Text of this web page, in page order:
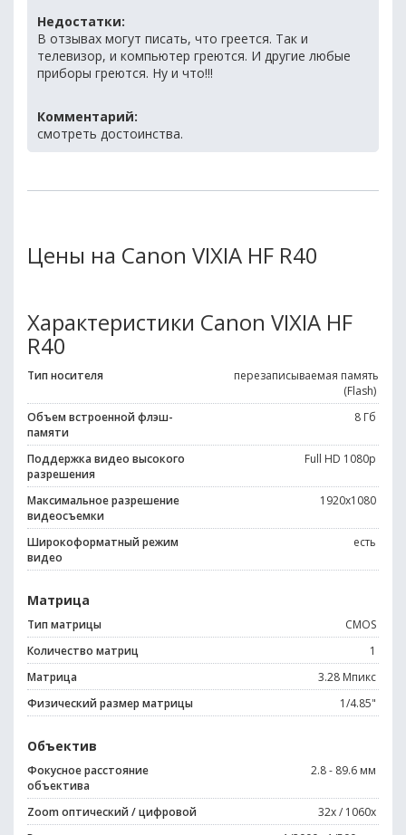
Недостатки:
В отзывах могут писать, что греется. Так и
телевизор, и компьютер греются. И другие любые
приборы греются. Ну и что!!!
Комментарий:
смотреть достоинства.
Цены на Canon VIXIA HF R40
Характеристики Canon VIXIA HF
R40
Тип носителя
перезаписываемая память
(Flash)
Объем встроенной флэш-
памяти
8 Гб
Поддержка видео высокого
разрешения
Full HD 1080p
Максимальное разрешение
видеосъемки
1920x1080
Широкоформатный режим
видео
есть
Матрица
Тип матрицы
CMOS
Количество матриц
1
Матрица
3.28 Мпикс
Физический размер матрицы
1/4.85"
Объектив
Фокусное расстояние
объектива
2.8 - 89.6 мм
Zoom оптический / цифровой
32x / 1060x